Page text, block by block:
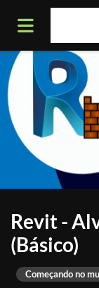
Revit -
(Básico)
Começando no